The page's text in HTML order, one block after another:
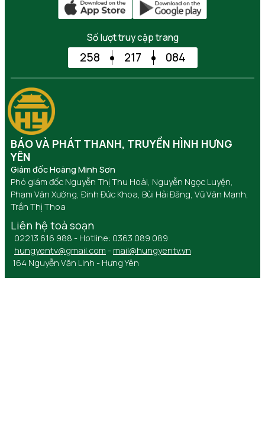
Số lượt truy cập trang
258 217 084
BÁO VÀ PHÁT THANH, TRUYỀN HÌNH HƯNG
YÊN
Giám đốc Hoàng Minh Sơn
Phó giám đốc Nguyễn Thị Thu Hoài, Nguyễn Ngọc Luyện,
Phạm Văn Xướng, Đinh Đức Khoa, Bùi Hải Đăng, Vũ Văn Mạnh,
Trần Thị Thoa
Liên hệ toà soạn
02213 616 988 - Hotline: 0363 089 089
hungyentv@gmail.com - mail@hungyentv.vn
164 Nguyễn Văn Linh - Hưng Yên